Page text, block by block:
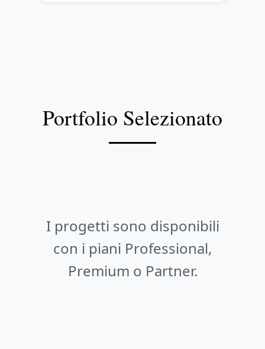
Portfolio Selezionato
I progetti sono disponibili
con i piani Professional,
Premium o Partner.